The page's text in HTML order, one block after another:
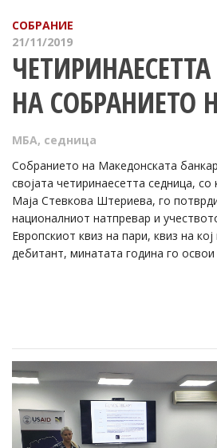
СОБРАНИЕ
21/11/2019
НА СОБРАНИЕТО
МБА, седница
Собранието на Македонската
својата четиринаесетта седница,
Маја Стевкова Штериева, го
националниот натпревар и
Европскиот квиз на пари, квиз на
дебитант, минатата година го